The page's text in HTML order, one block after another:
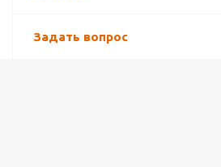
Задать вопрос